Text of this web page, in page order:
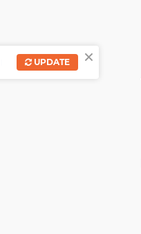
×
UPDATE